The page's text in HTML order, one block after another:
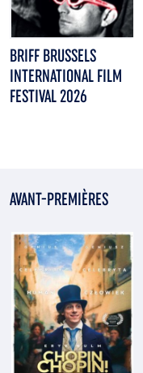
BRIFF BRUSSELS
INTERNATIONAL FILM
FESTIVAL 2026
AVANT-PREMIÈRES